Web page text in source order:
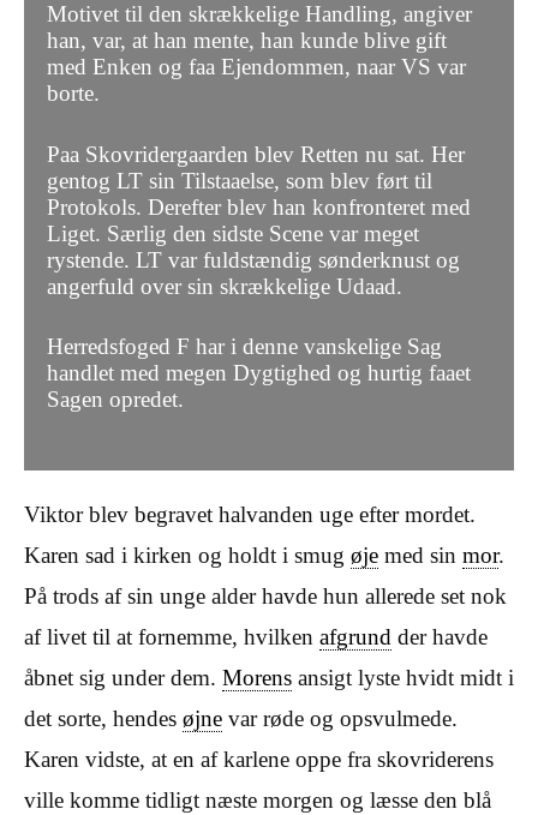
Motivet til den skrækkelige Handling, angiver
han, var, at han mente, han kunde blive gift
med Enken og faa Ejendommen, naar VS var
borte.
Paa Skovridergaarden blev Retten nu sat. Her
gentog LT sin Tilstaaelse, som blev ført til
Protokols. Derefter blev han konfronteret med
Liget. Særlig den sidste Scene var meget
rystende. LT var fuldstændig sønderknust og
angerfuld over sin skrækkelige Udaad.
Herredsfoged F har i denne vanskelige Sag
handlet med megen Dygtighed og hurtig faaet
Sagen opredet.
Viktor blev begravet halvanden uge efter mordet.
Karen sad i kirken og holdt i smug øje med sin mor.
På trods af sin unge alder havde hun allerede set nok
af livet til at fornemme, hvilken afgrund der havde
åbnet sig under dem. Morens ansigt lyste hvidt midt i
det sorte, hendes øjne var røde og opsvulmede.
Karen vidste, at en af karlene oppe fra skovriderens
ville komme tidligt næste morgen og læsse den blå